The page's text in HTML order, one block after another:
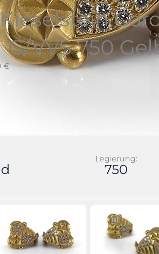
G/VVS 750
€
Legierung:
750